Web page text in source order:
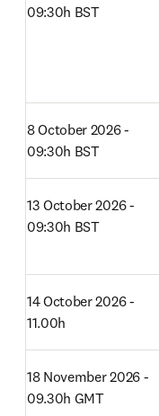
09:30h BST
8 October 2026 -
09:30h BST
13 October 2026 -
09:30h BST
14 October 2026 -
11.00h
18 November 2026 -
09.30h GMT